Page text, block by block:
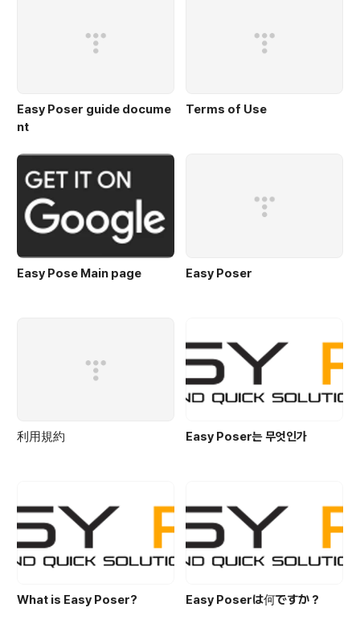
Easy Poser guide docume
nt
Terms of Use
Easy Pose Main page Easy Poser
利用規約 Easy Poser는 무엇인가
What is Easy Poser? Easy Poserは何ですか？